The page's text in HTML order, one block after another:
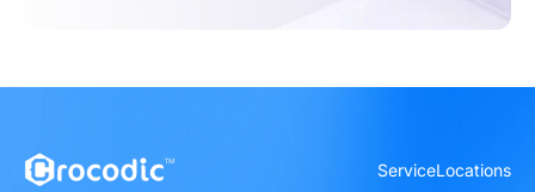
ServiceLocations